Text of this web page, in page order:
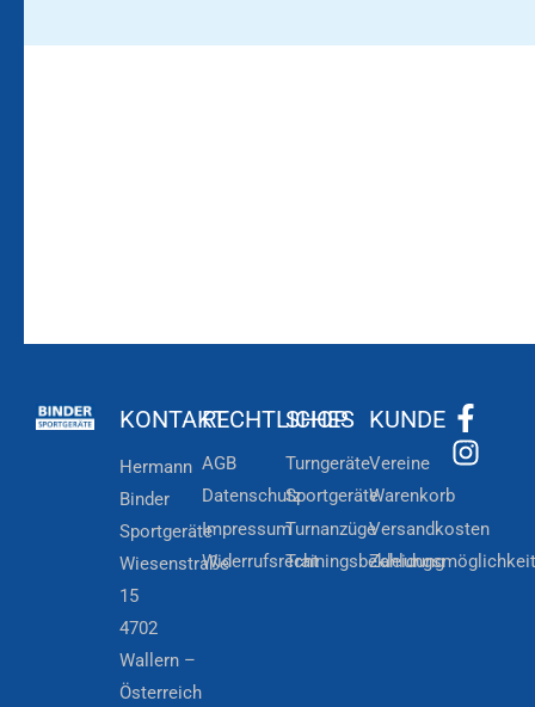
KONTAKT
Hermann
Binder
Sportgeräte
Wiesenstraße
15
4702
Wallern –
Österreich
RECHTLICHES
AGB
Datenschutz
Impressum
Widerrufsrecht
SHOP
Turngeräte
Sportgeräte
Turnanzüge
Trainingsbekleidung
KUNDE
Vereine
Warenkorb
Versandkosten